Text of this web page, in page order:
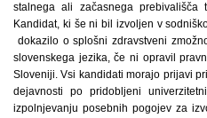
stalnega ali začasnega prebivališča
Kandidat, ki še ni bil izvoljen v
dokazilo o splošni zdravstveni
slovenskega jezika, če ni opravil
Sloveniji. Vsi kandidati morajo prijavi
dejavnosti po pridobljeni
izpolnjevanju posebnih pogojev za